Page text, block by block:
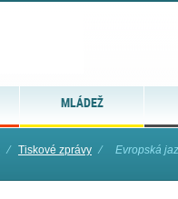
MLÁDEŽ
⁄ Tiskové zprávy ⁄ Evropská